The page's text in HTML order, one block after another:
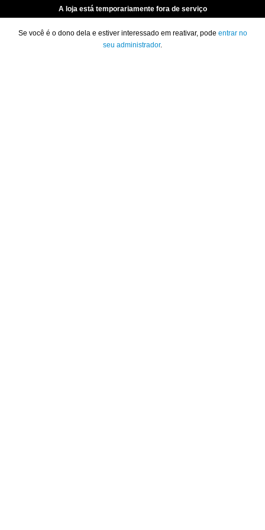
A loja está temporariamente fora de serviço
Se você é o dono dela e estiver interessado em reativar, pode entrar no
seu administrador.